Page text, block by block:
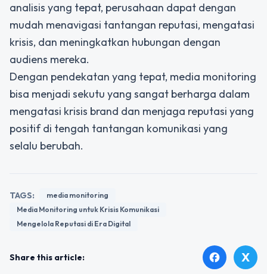
analisis yang tepat, perusahaan dapat dengan
mudah menavigasi tantangan reputasi, mengatasi
krisis, dan meningkatkan hubungan dengan
audiens mereka.
Dengan pendekatan yang tepat, media monitoring
bisa menjadi sekutu yang sangat berharga dalam
mengatasi krisis brand dan menjaga reputasi yang
positif di tengah tantangan komunikasi yang
selalu berubah.
TAGS:
media monitoring
Media Monitoring untuk Krisis Komunikasi
Mengelola Reputasi di Era Digital
Share this article: facebook X